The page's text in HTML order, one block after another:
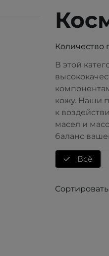
Количество
В этой
кожу. Наши
к
масел и
баланс
Всё
Сортировать